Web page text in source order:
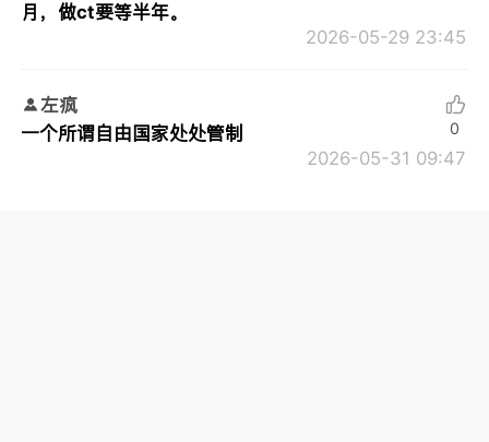
月，做ct要等半年。
2026-05-29 23:45
左疯
一个所谓自由国家处处管制
2026-05-31 09:47
0